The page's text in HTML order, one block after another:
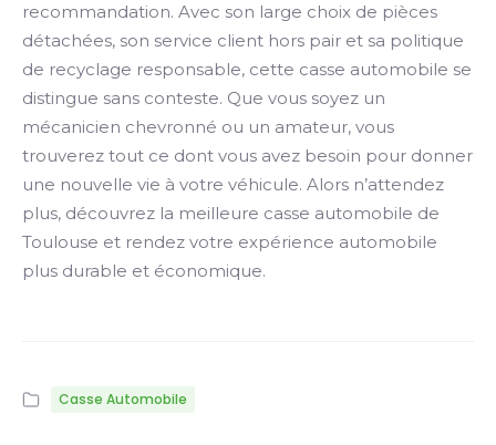
recommandation. Avec son large choix de pièces
détachées, son service client hors pair et sa politique
de recyclage responsable, cette casse automobile se
distingue sans conteste. Que vous soyez un
mécanicien chevronné ou un amateur, vous
trouverez tout ce dont vous avez besoin pour donner
une nouvelle vie à votre véhicule. Alors n’attendez
plus, découvrez la meilleure casse automobile de
Toulouse et rendez votre expérience automobile
plus durable et économique.
Casse Automobile